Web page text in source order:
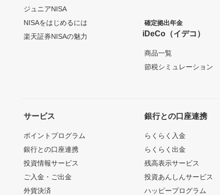
ジュニアNISA
NISAをはじめるには
楽天証券NISAの魅力
確定拠出年金
iDeCo（イデコ）
商品一覧
節税シミュレーション
サービス
ポイントプログラム
銀行との口座連携
投資情報サービス
ご入金・ご出金
外貨決済
銀行との口座連携
らくらく入金
らくらく出金
残高表示サービス
投資あんしんサービス
ハッピープログラム